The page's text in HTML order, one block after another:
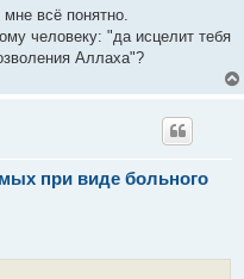
всё понятно.
человеку: "да исцелит тебя
Аллаха"?
при виде больного